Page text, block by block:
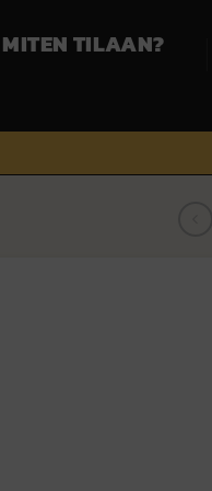
MITEN TILAAN?